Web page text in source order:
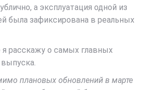
а эксплуатация одной из
была зафиксирована в реальных
я расскажу о самых главных
плановых обновлений в марте